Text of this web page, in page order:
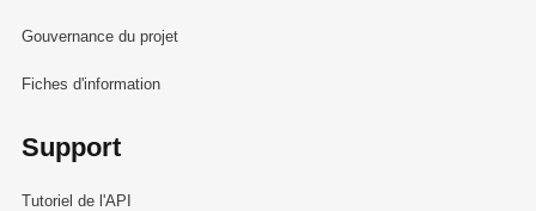
Gouvernance du projet
Fiches d'information
Support
Tutoriel de l'API